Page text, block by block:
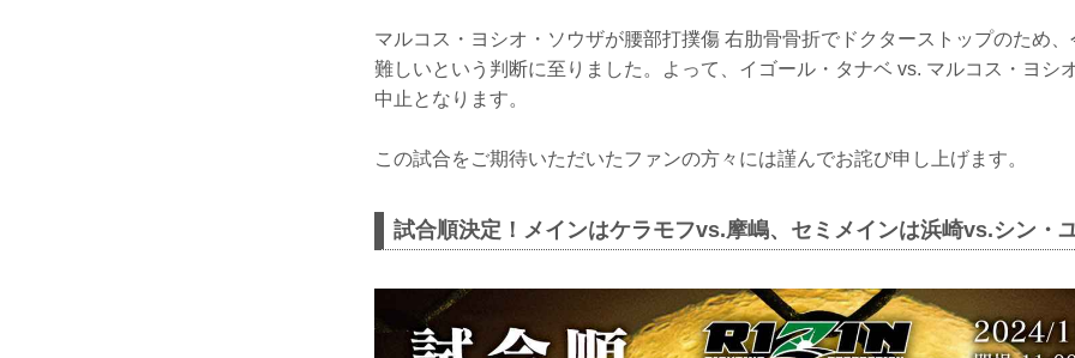
マルコス・ヨシオ・ソウザが腰部打撲傷 右肋骨骨折でドクターストップのため
難しいという判断に至りました。よって、イゴール・タナベ vs. マルコス・ヨシ
中止となります。
この試合をご期待いただいたファンの方々には謹んでお詫び申し上げます。
試合順決定！メインはケラモフvs.摩嶋、セミメインは浜崎vs.シン・